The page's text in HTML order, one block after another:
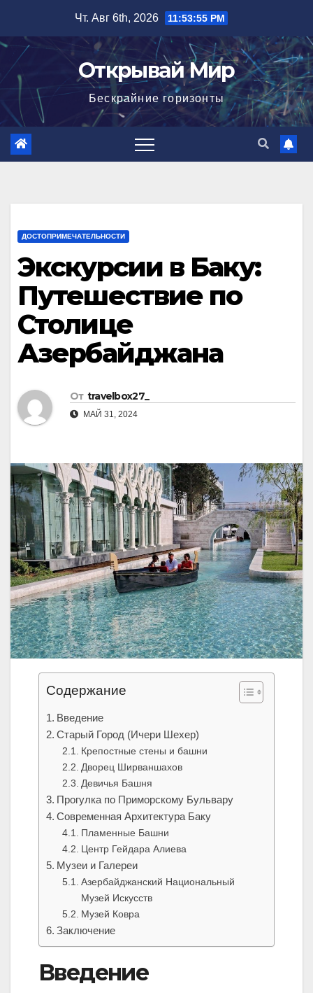
содержимому
Чт. Авг 6th, 2026 11:53:56 PM
Открывай Мир
Бескрайние горизонты
ДОСТОПРИМЕЧАТЕЛЬНОСТИ
Экскурсии в Баку:
Путешествие по
Столице
Азербайджана
От travelbox27_
МАЙ 31, 2024
Содержание
Введение
Старый Город (Ичери Шехер)
Крепостные стены и башни
Дворец Ширваншахов
Девичья Башня
Прогулка по Приморскому Бульвару
Современная Архитектура Баку
Пламенные Башни
Центр Гейдара Алиева
Музеи и Галереи
Азербайджанский Национальный
Музей Искусств
Музей Ковра
Заключение
Введение